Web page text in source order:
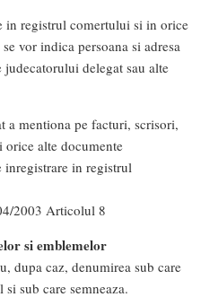
in registrul comertului si in orice
vor indica persoana si adresa
delegat sau alte
a mentiona pe facturi, scrisori,
orice alte documente
in registrul
2003 Articolul 8
si emblemelor
dupa caz, denumirea sub care
sub care semneaza.